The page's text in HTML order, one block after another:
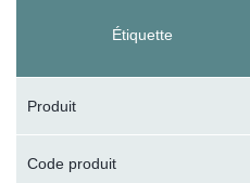
Étiquette
Produit
Code produit